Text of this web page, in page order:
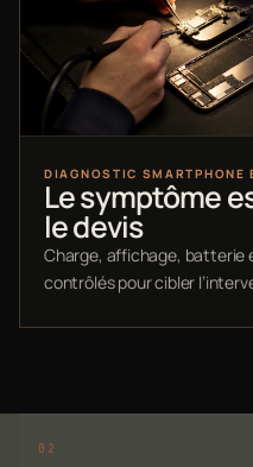
DIAGNOSTIC SMARTPHONE
Le symptôme
le devis
Charge, affichage, batterie
contrôlés pour cibler